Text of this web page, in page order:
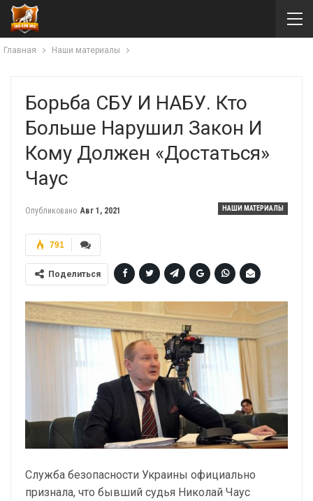
Главная Наши материалы
Борьба СБУ И НАБУ. Кто
Больше Нарушил Закон И
Кому Должен «достаться»
Чаус
НАШИ МАТЕРИАЛЫ
Опубликовано Авг 1, 2021
791
Поделиться
Служба безопасности Украины официально
признала, что бывший судья Николай Чаус